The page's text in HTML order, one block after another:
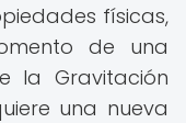
físicas,
de una
la Gravitación
una nueva